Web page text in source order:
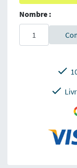
Nombre :